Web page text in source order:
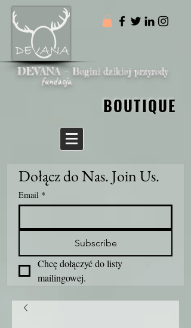
fundacja
DEVANA - Bogini dzikiej przyrody
BOUTIQUE
BOUTIQUE
Dołącz do Nas. Join Us.
Email *
Subscribe
Chcę dołączyć do listy
mailingowej.